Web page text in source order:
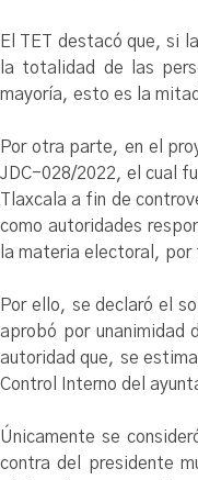
El TET destacó que, si
la totalidad de las
mayoría, esto es la
Por otra parte, en el
JDC-028/2022, el cual
Tlaxcala a fin de
como autoridades
la materia electoral,
Por ello, se declaró el
aprobó por unanimidad
autoridad que, se
Control Interno del
Únicamente se
contra del presidente